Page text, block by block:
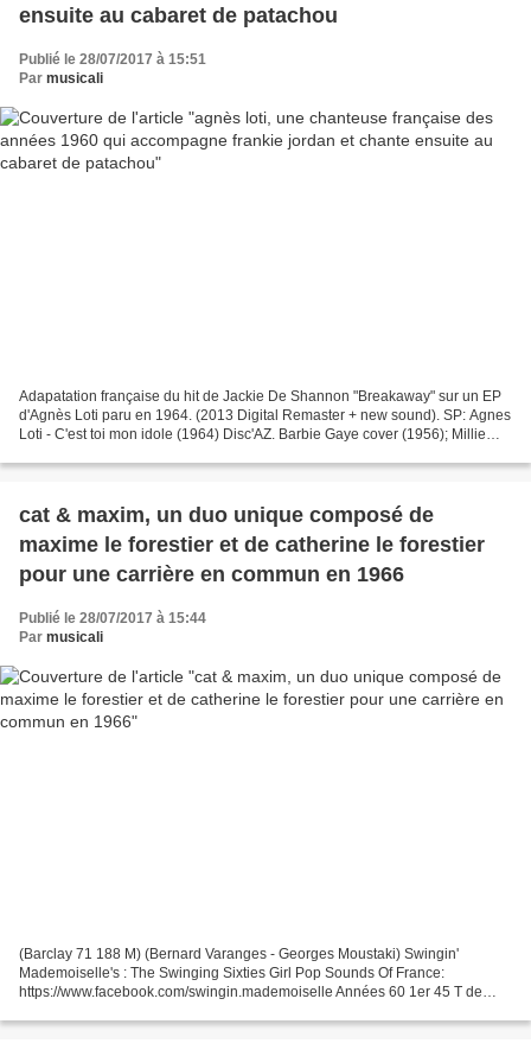
ensuite au cabaret de patachou
Publié le 28/07/2017 à 15:51
Par musicali
Adapatation française du hit de Jackie De Shannon "Breakaway" sur un EP
d'Agnès Loti paru en 1964. (2013 Digital Remaster + new sound). SP: Agnes
Loti - C'est toi mon idole (1964) Disc'AZ. Barbie Gaye cover (1956); Millie
cat & maxim, un duo unique composé de
maxime le forestier et de catherine le forestier
pour une carrière en commun en 1966
Publié le 28/07/2017 à 15:44
Par musicali
(Barclay 71 188 M) (Bernard Varanges - Georges Moustaki) Swingin'
Mademoiselle's : The Swinging Sixties Girl Pop Sounds Of France:
https://www.facebook.com/swingin.mademoiselle Années 60 1er 45 T de